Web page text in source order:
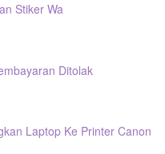
Stiker Wa
Ditolak
Laptop Ke Printer Canon